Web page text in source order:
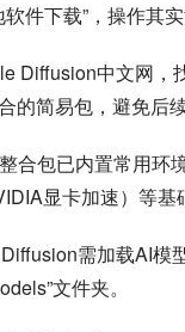
件下载”，操作其
Diffusion中文网，
的简易包，避免后续
合包已内置常用环
显卡加速）等基
需加载AI模
文件夹。